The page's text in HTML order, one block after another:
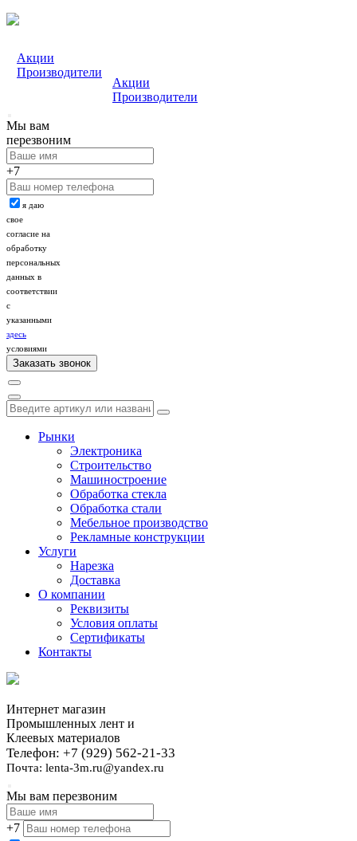
Акции
Производители
Акции
Производители
Мы вам
перезвоним
+7
я даю
свое
согласие на
обработку
персональных
данных в
соответствии
с
указанными
здесь
условиями
Рынки
Электроника
Строительство
Машиностроение
Обработка стекла
Обработка стали
Мебельное производство
Рекламные конструкции
Услуги
Нарезка
Доставка
О компании
Реквизиты
Условия оплаты
Сертификаты
Контакты
Интернет магазин
Промышленных лент и
Клеевых материалов
Телефон: +7 (929) 562-21-33
Почта: lenta-3m.ru@yandex.ru
Мы вам перезвоним
+7